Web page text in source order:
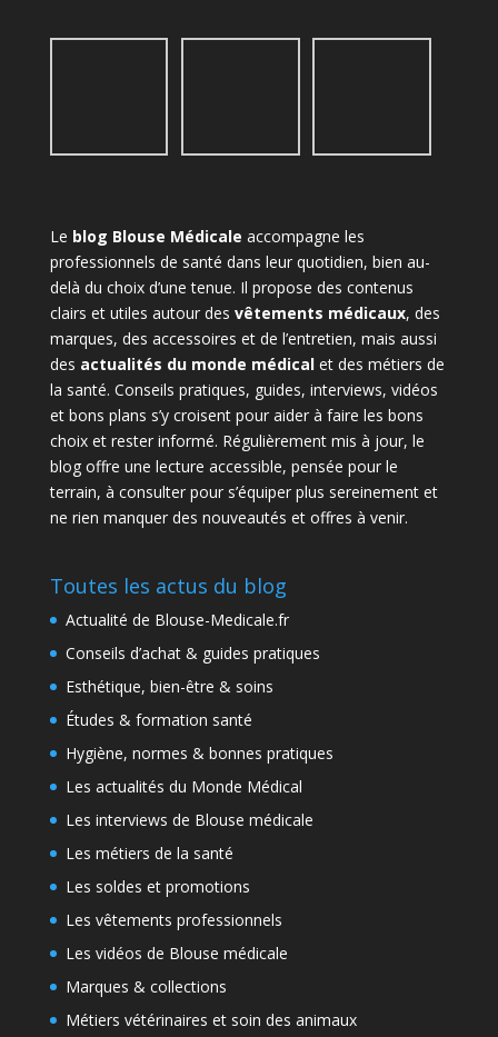
Le blog Blouse Médicale accompagne les
professionnels de santé dans leur quotidien, bien au-
delà du choix d’une tenue. Il propose des contenus
clairs et utiles autour des vêtements médicaux, des
marques, des accessoires et de l’entretien, mais aussi
des actualités du monde médicalet des métiers de
la santé. Conseils pratiques, guides, interviews, vidéos
et bons plans s’y croisent pour aider à faire les bons
choix et rester informé. Régulièrement mis à jour, le
blog offre une lecture accessible, pensée pour le
terrain, à consulter pour s’équiper plus sereinement et
ne rien manquer des nouveautés et offres à venir.
Toutes les actus du blog
Actualité de Blouse-Medicale.fr
Conseils d’achat & guides pratiques
Esthétique, bien-être & soins
Études & formation santé
Hygiène, normes & bonnes pratiques
Les actualités du Monde Médical
Les interviews de Blouse médicale
Les métiers de la santé
Les soldes et promotions
Les vêtements professionnels
Les vidéos de Blouse médicale
Marques & collections
Métiers vétérinaires et soin des animaux